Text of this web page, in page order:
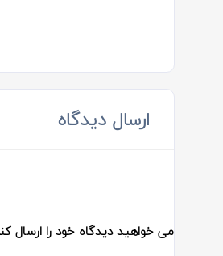
ارسال دیدگاه
می خواهید دیدگاه خود را ارسال